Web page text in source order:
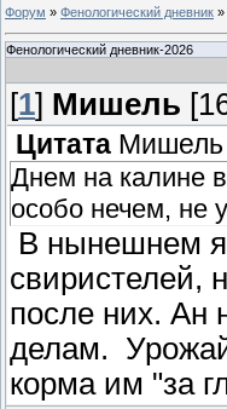
Форум » Фенологический дневник »
Фенологический дневник-2026
[1] Мишель
Цитата Мишель
Днем на калине
особо нечем, не
В нынешнем
свиристелей,
после них. Ан
делам.
корма им "за